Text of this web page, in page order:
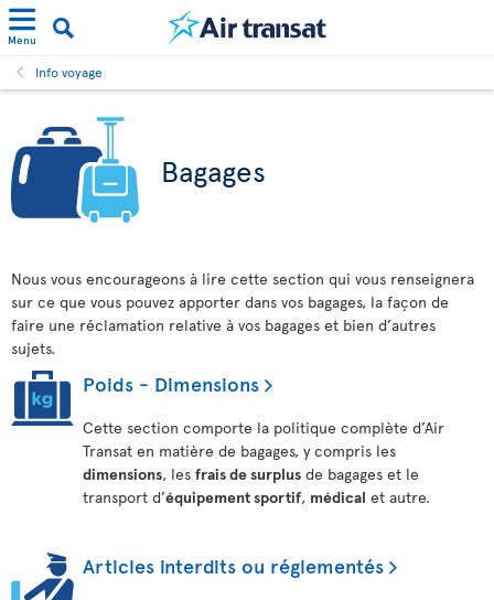
Menu
Info voyage
Bagages
Nous vous encourageons à lire cette section qui vous renseignera
sur ce que vous pouvez apporter dans vos bagages, la façon de
faire une réclamation relative à vos bagages et bien d’autres
sujets.
Poids - Dimensions
Cette section comporte la politique complète d’Air
Transat en matière de bagages, y compris les
dimensions, les frais de surplus de bagages et le
transport d’équipement sportif, médical et autre.
Articles interdits ou réglementés